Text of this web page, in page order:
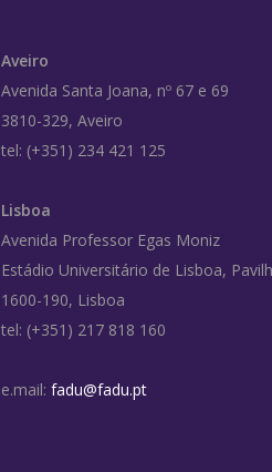
Aveiro
Avenida Santa Joana, nº 67 e 69
3810-329, Aveiro
tel: (+351) 234 421 125
Lisboa
Avenida Professor Egas Moniz
Estádio Universitário de Lisboa,
1600-190, Lisboa
tel: (+351) 217 818 160
e.mail: fadu@fadu.pt